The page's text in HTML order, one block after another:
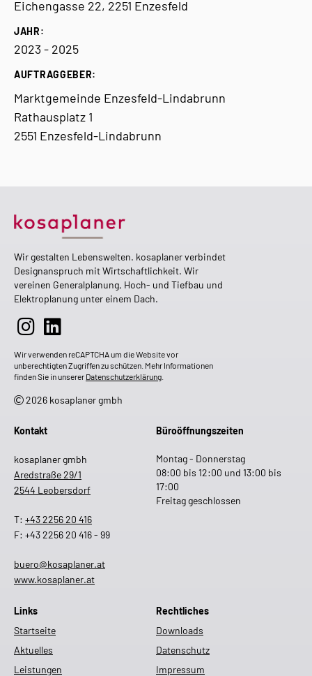
Eichengasse 22, 2251 Enzesfeld
JAHR:
2023 - 2025
AUFTRAGGEBER:
Marktgemeinde Enzesfeld-Lindabrunn
Rathausplatz 1
2551 Enzesfeld-Lindabrunn
Wir gestalten Lebenswelten. kosaplaner verbindet
Designanspruch mit Wirtschaftlichkeit. Wir
vereinen Generalplanung, Hoch- und Tiefbau und
Elektroplanung unter einem Dach.
Wir verwenden reCAPTCHA um die Website vor
unberechtigten Zugriffen zu schützen. Mehr Informationen
finden Sie in unserer Datenschutzerklärung
2026 kosaplaner gmbh
Kontakt
kosaplaner gmbh
Aredstraße 29/1
2544 Leobersdorf
T: +43 2256 20 416
F: +43 2256 20 416 - 99
buero@kosaplaner.at
www.kosaplaner.at
Büroöffnungszeiten
Montag - Donnerstag
08:00 bis 12:00 und 13:00 bis
17:00
Freitag geschlossen
Links
Startseite
Aktuelles
Leistungen
Rechtliches
Downloads
Datenschutz
Impressum